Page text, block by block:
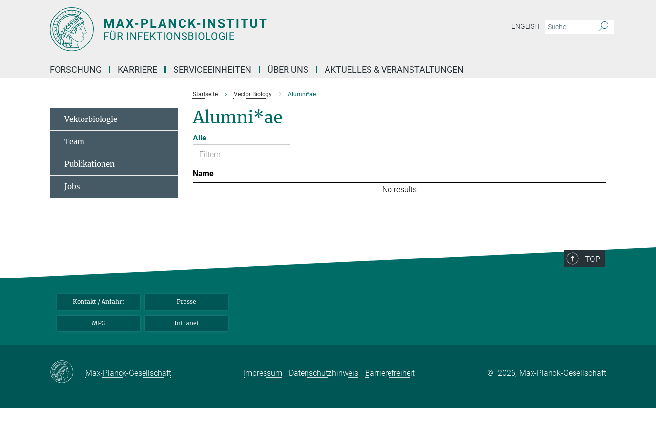
ENGLISH
FORSCHUNG KARRIERE SERVICEEINHEITEN ÜBER UNS AKTUELLES & VERANSTALTUNGEN
Startseite Vector Biology Alumni*ae
Alumni*ae
Alle
Name
No results
Vektorbiologie
Team
Publikationen
Jobs
TOP
Kontakt / Anfahrt Presse
MPG Intranet
Max-Planck-Gesellschaft Impressum Datenschutzhinweis Barrierefreiheit © 2026, Max-Planck-Gesellschaft